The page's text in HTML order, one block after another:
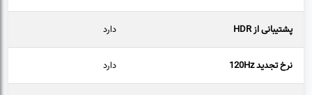
پشتیبانی از HDR دارد
نرخ تجدید 120Hz دارد